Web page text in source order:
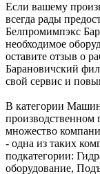
Если вашему
всегда рады
Белпромимпэкс
необходимое
оставите отзыв о
Барановичский
свой сервис и
В категории
производственном
множество
- одна из таких
подкатегории:
оборудование,